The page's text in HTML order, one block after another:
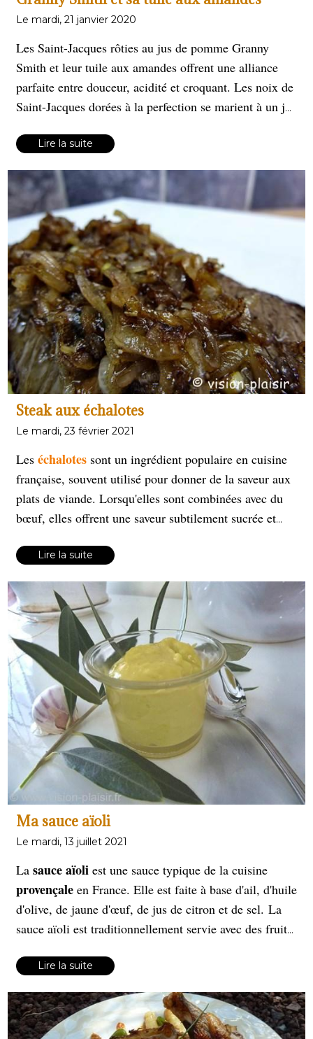
Le mardi, 21 janvier 2020
Les Saint-Jacques rôties au jus de pomme Granny
Smith et leur tuile aux amandes offrent une alliance
parfaite entre douceur, acidité et croquant. Les noix de
Saint-Jacques dorées à la perfection se marient à un jus
apporte une touche de texture et d'élégance. Un plat
Lire la suite
Steak aux échalotes
Le mardi, 23 février 2021
Les échalotes sont un ingrédient populaire en cuisine
française, souvent utilisé pour donner de la saveur aux
plats de viande. Lorsqu'elles sont combinées avec du
bœuf, elles offrent une saveur subtilement sucrée et
viande de bœuf
Lire la suite
Ma sauce aïoli
Le mardi, 13 juillet 2021
La sauceaïoli est une sauce typique de la cuisine
provençale en France. Elle est faite à base d'ail, d'huile
d'olive, de jaune d'œuf, de jus de citron et de sel. La
sauce aïoli est traditionnellement servie avec des fruits
la vapeur, ou encore avec du pain.
Lire la suite